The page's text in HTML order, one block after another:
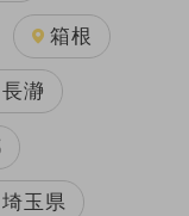
箱根
瀞
埼玉県